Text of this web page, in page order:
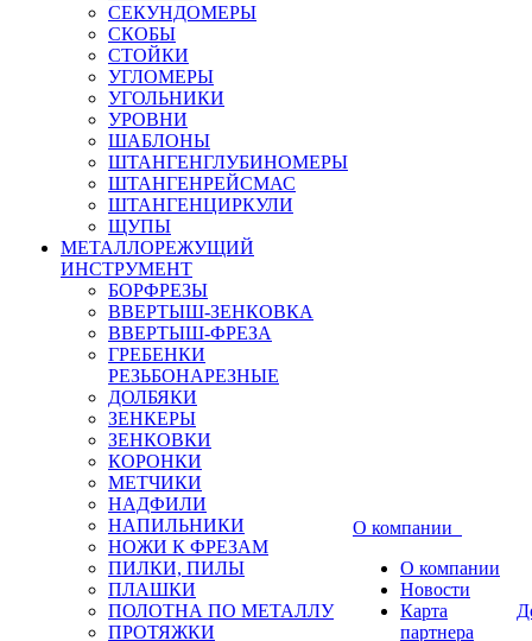
СЕКУНДОМЕРЫ
СКОБЫ
СТОЙКИ
УГЛОМЕРЫ
УГОЛЬНИКИ
УРОВНИ
ШАБЛОНЫ
ШТАНГЕНГЛУБИНОМЕРЫ
ШТАНГЕНРЕЙСМАС
ШТАНГЕНЦИРКУЛИ
ЩУПЫ
МЕТАЛЛОРЕЖУЩИЙ
ИНСТРУМЕНТ
БОРФРЕЗЫ
ВВЕРТЫШ-ЗЕНКОВКА
ВВЕРТЫШ-ФРЕЗА
ГРЕБЕНКИ
РЕЗЬБОНАРЕЗНЫЕ
ДОЛБЯКИ
ЗЕНКЕРЫ
ЗЕНКОВКИ
КОРОНКИ
МЕТЧИКИ
НАДФИЛИ
НАПИЛЬНИКИ
НОЖИ К ФРЕЗАМ
ПИЛКИ, ПИЛЫ
ПЛАШКИ
ПОЛОТНА ПО МЕТАЛЛУ
ПРОТЯЖКИ
О компании
О компании
Новости
Карта
партнера